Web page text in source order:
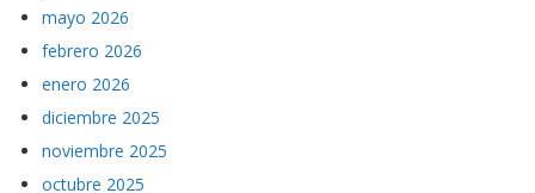
mayo 2026
febrero 2026
enero 2026
diciembre 2025
noviembre 2025
octubre 2025